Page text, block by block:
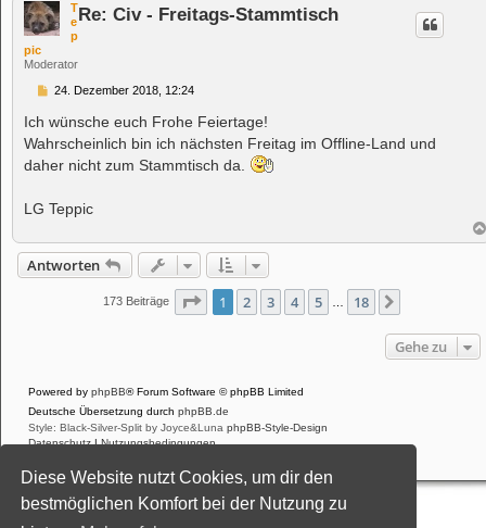
Diese Website nutzt Cookies, um dir den
bestmöglichen Komfort bei der Nutzung zu
T
e
p
pic
Moderator
Re: Civ - Freitags-Stammtisch
B
i
t
r
g
24. Dezember 2018, 12:24
Ich wünsche euch Frohe Feiertage!
Wahrscheinlich bin ich nächsten Freitag im Offline-Land und
daher nicht zum Stammtisch da.
LG Teppic
Antworten
173 Beiträge Seite 1von 18
1 2 3 4 5 18
Gehe zu
Powered by phpBB® Forum Software © phpBB Limited
Deutsche Übersetzung durch phpBB.de
Style: Black-Silver-Split by Joyce&Luna phpBB-Style-Design
Datenschutz |Nutzungsbedingungen